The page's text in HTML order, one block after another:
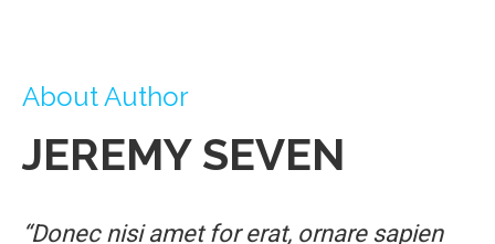
About Author
JEREMY SEVEN
“Donec nisi amet for erat, ornare sapien